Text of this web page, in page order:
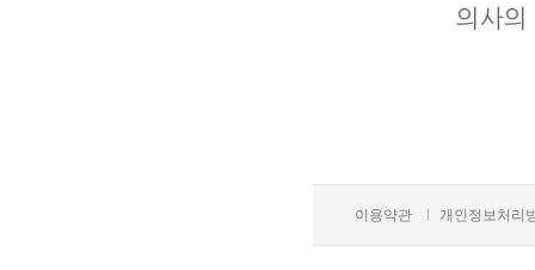
의사의
이용약관 개인정보처리